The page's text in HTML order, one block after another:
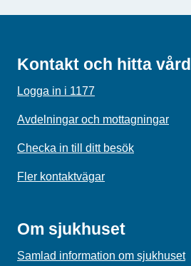
Kontakt och hitta vård
Logga in i 1177
Avdelningar och mottagningar
Checka in till ditt besök
Fler kontaktvägar
Om sjukhuset
Samlad information om sjukhuset